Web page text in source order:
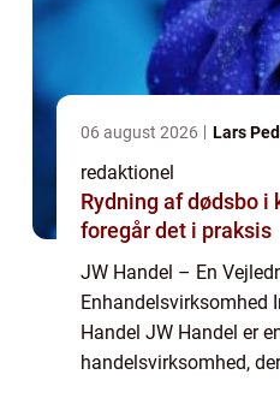
06 august 2026 Lars
redaktionel
Rydning af dødsbo i
foregår det i praksis
JW Handel – En
Enhandelsvirksomhed
Handel JW Handel er
handelsvirksomhed,